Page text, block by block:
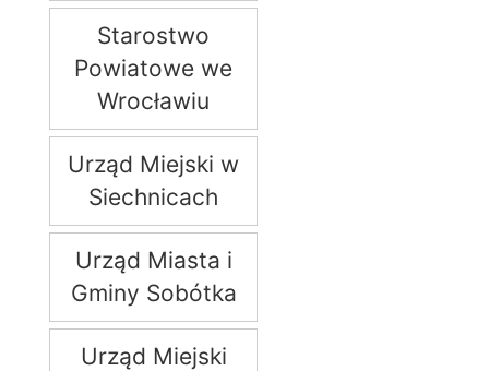
Starostwo
Powiatowe we
Wrocławiu
Urząd Miejski w
Siechnicach
Urząd Miasta i
Gminy Sobótka
Urząd Miejski